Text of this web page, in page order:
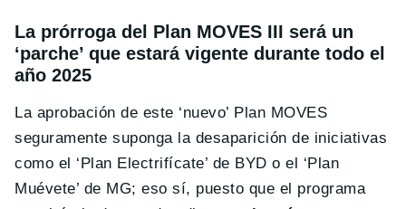
La prórroga del Plan MOVES III será un
‘parche’ que estará vigente durante todo el
año 2025
La aprobación de este ‘nuevo’ Plan MOVES
seguramente suponga la desaparición de iniciativas
como el ‘Plan Electrifícate’ de BYD o el ‘Plan
Muévete’ de MG; eso sí, puesto que el programa